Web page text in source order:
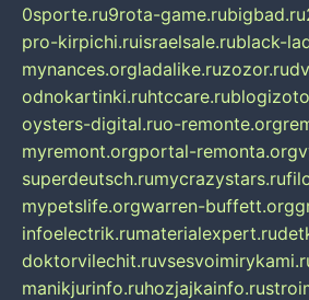
0sporte.ru9rota-game.rubigbad.ru
pro-kirpichi.ruisraelsale.rublack-
mynances.orgladalike.ruzozor.ru
odnokartinki.ruhtccare.ru
oysters-digital.ruo-remonte.org
myremont.orgportal-remonta.org
superdeutsch.rumycrazystars.ru
mypetslife.orgwarren-buffett.org
infoelectrik.rumaterialexpert.ru
doktorvilechit.ru
manikjurinfo.ruhozjajkainfo.ru